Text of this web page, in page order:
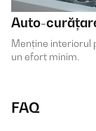
Auto-
Menține interiorul
un efort minim.
FAQ